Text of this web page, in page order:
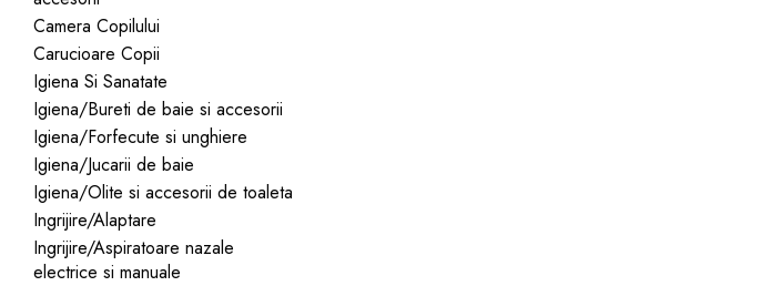
Produse îngrijire copii
Igiena copii
Camera Copilului
Carucioare Copii
Igiena Si Sanatate
Igiena/Bureti de baie si accesorii
Igiena/Forfecute si unghiere
Igiena/Jucarii de baie
Igiena/Olite si accesorii de toaleta
Ingrijire/Alaptare
Ingrijire/Aspiratoare nazale
electrice si manuale